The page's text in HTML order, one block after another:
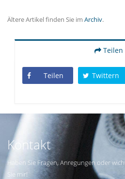
Ältere Artikel finden Sie im Archiv.
Teilen
Teilen Twittern
Kontakt
Haben Sie Fragen, Anregungen oder
Sie mir!